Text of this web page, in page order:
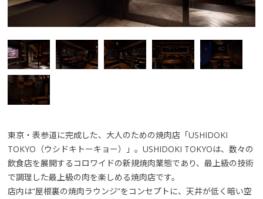
東京・表参道に完成した、大人のための焼肉店「USHIDOKI
TOKYO（ウシドキトーキョー）」。USHIDOKI TOKYOは、数々の
飲食店を展開するコロワイドの新規焼肉業態であり、最上級の技術
で調理した最上級の肉を楽しめる焼肉店です。
店内は“屋根裏の焼肉ラウンジ”をコンセプトに、天井が低く暗い空